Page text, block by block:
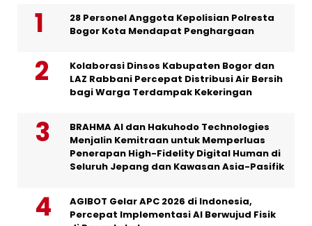
28 Personel Anggota Kepolisian Polresta
Bogor Kota Mendapat Penghargaan
Kolaborasi Dinsos Kabupaten Bogor dan
LAZ Rabbani Percepat Distribusi Air Bersih
bagi Warga Terdampak Kekeringan
BRAHMA AI dan Hakuhodo Technologies
Menjalin Kemitraan untuk Memperluas
Penerapan High-Fidelity Digital Human di
Seluruh Jepang dan Kawasan Asia-Pasifik
AGIBOT Gelar APC 2026 di Indonesia,
Percepat Implementasi AI Berwujud Fisik